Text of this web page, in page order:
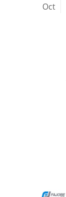
Oct